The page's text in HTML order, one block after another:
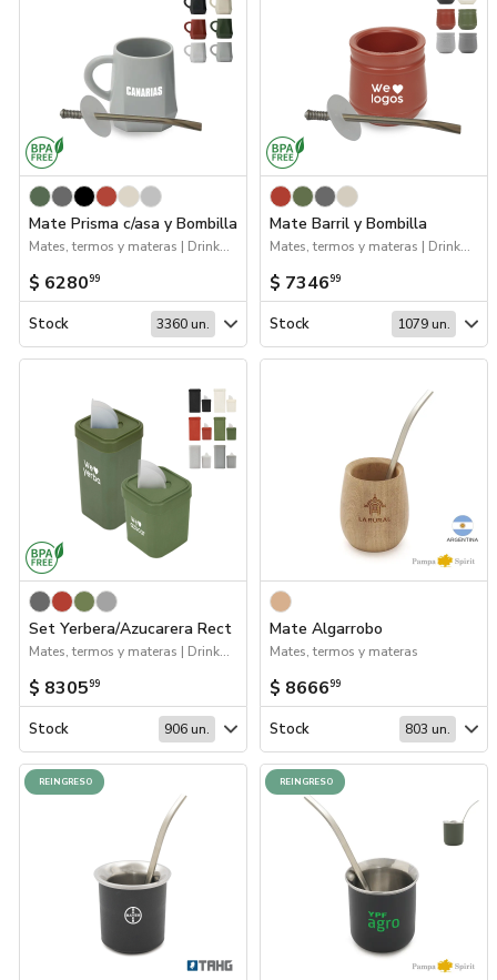
Mate Prisma c/asa y Bombilla
Mates, termos y materas | Drinkware
$ 628099
Stock 3360 un.
Mate Barril y Bombilla
Mates, termos y materas | Drinkware
$ 734699
Stock 1079 un.
Set Yerbera/Azucarera Rect
Mates, termos y materas | Drinkware
$ 830599
Stock 906 un.
Mate Algarrobo
Mates, termos y materas
$ 866699
Stock 803 un.
REINGRESO REINGRESO